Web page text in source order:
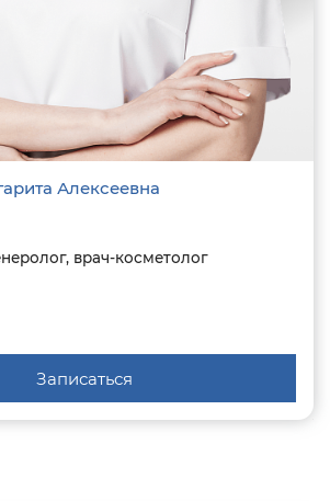
Алексеевна
врач-косметолог
Записаться